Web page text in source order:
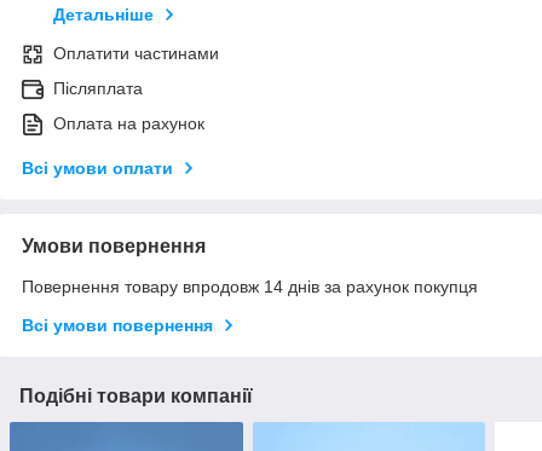
Детальніше
Оплатити частинами
Післяплата
Оплата на рахунок
Всі умови оплати
Умови повернення
Повернення товару впродовж 14 днів за рахунок покупця
Всі умови повернення
Подібні товари компанії